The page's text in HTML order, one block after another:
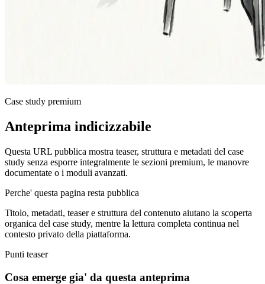
Case study premium
Anteprima indicizzabile
Questa URL pubblica mostra teaser, struttura e metadati del case
study senza esporre integralmente le sezioni premium, le manovre
documentate o i moduli avanzati.
Perche' questa pagina resta pubblica
Titolo, metadati, teaser e struttura del contenuto aiutano la scoperta
organica del case study, mentre la lettura completa continua nel
contesto privato della piattaforma.
Punti teaser
Cosa emerge gia' da questa anteprima